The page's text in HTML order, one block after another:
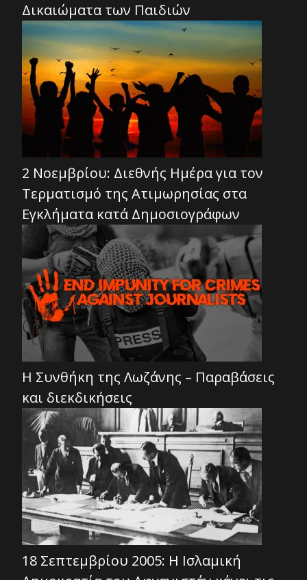
Δικαιώματα των Παιδιών
2 Νοεμβρίου: Διεθνής Ημέρα για τον
Τερματισμό της Ατιμωρησίας στα
Εγκλήματα κατά Δημοσιογράφων
Η Συνθήκη της Λωζάνης – Παραβάσεις
και διεκδικήσεις
18 Σεπτεμβρίου 2005: Η Ισλαμική